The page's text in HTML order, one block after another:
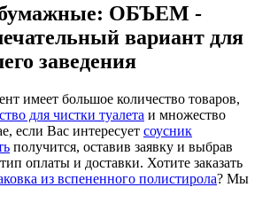
ОБЪЕМ -
вариант для
заведения
имеет большое количество товаров,
для чистки туалета и множество
если Вас интересует соусник
получится, оставив заявку и выбрав
оплаты и доставки. Хотите заказать
из вспененного полистирола? Мы